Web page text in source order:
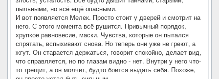
пыльными, но всё ещё опасными.
И вот появляется Мелек. Просто стоит у дверей и смотрит на
него. С этого момента всё рушится. Привычный порядок,
хрупкое равновесие, маски. Чувства, которые он пытался
спрятать, вспыхивают снова. Но теперь они уже не греют, а
жгут. Он старается держаться, говорит спокойно, делает вид,
что справляется, но по глазам видно - нет. Внутри у него что-
то трещит, а он молчит, будто боится выдать себя. Похоже,